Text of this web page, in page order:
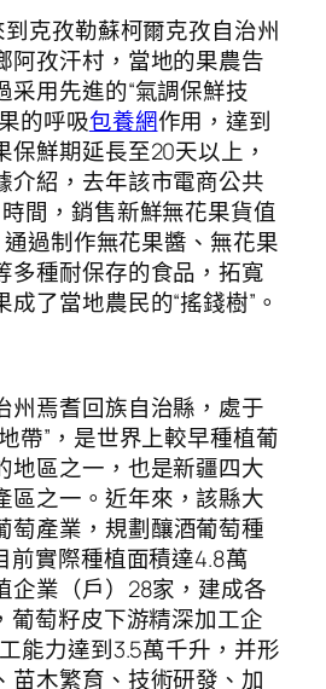
克孜勒蘇柯爾克孜自治州
阿孜汗村，當地的果農告
采用先進的“氣調保鮮技
的呼吸包養網作用，達到
鮮期延長至20天以上，
介紹，去年該市電商公共
間，銷售新鮮無花果貨值
通過制作無花果醬、無花果
多種耐保存的食品，拓寬
了當地農民的“搖錢樹”。
州焉耆回族自治縣，處于
帶”，是世界上較早種植葡
地區之一，也是新疆四大
區之一。近年來，該縣大
萄產業，規劃釀酒葡萄種
前實際種植面積達4.8萬
企業（戶）28家，建成各
葡萄籽皮下游精深加工企
能力達到3.5萬千升，并形
苗木繁育、技術研發、加